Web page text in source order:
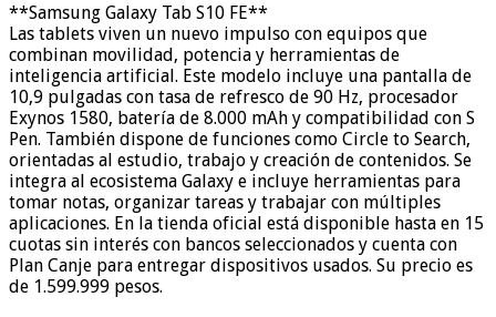
**Samsung Galaxy Tab S10 FE**
Las tablets viven un nuevo impulso con equipos que
combinan movilidad, potencia y herramientas de
inteligencia artificial. Este modelo incluye una pantalla de
10,9 pulgadas con tasa de refresco de 90 Hz, procesador
Exynos 1580, batería de 8.000 mAh y compatibilidad con S
Pen. También dispone de funciones como Circle to Search,
orientadas al estudio, trabajo y creación de contenidos. Se
integra al ecosistema Galaxy e incluye herramientas para
tomar notas, organizar tareas y trabajar con múltiples
aplicaciones. En la tienda oficial está disponible hasta en 15
cuotas sin interés con bancos seleccionados y cuenta con
Plan Canje para entregar dispositivos usados. Su precio es
de 1.599.999 pesos.